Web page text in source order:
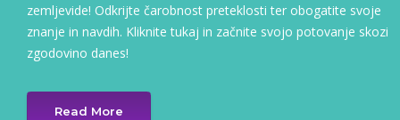
zemljevide! Odkrijte čarobnost preteklosti ter obogatite svoje
znanje in navdih. Kliknite tukaj in začnite svojo potovanje skozi
zgodovino danes!
Read More